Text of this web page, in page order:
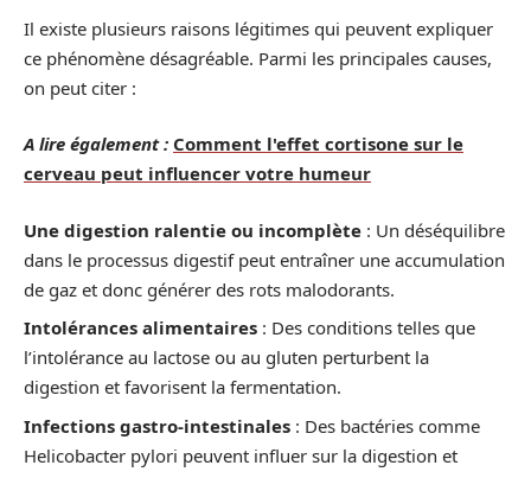
Il existe plusieurs raisons légitimes qui peuvent expliquer
ce phénomène désagréable. Parmi les principales causes,
on peut citer :
A lire également : Comment l'effet cortisone sur le
cerveau peut influencer votre humeur
Une digestion ralentie ou incomplète : Un déséquilibre
dans le processus digestif peut entraîner une accumulation
de gaz et donc générer des rots malodorants.
Intolérances alimentaires : Des conditions telles que
l’intolérance au lactose ou au gluten perturbent la
digestion et favorisent la fermentation.
Infections gastro-intestinales : Des bactéries comme
Helicobacter pylori peuvent influer sur la digestion et